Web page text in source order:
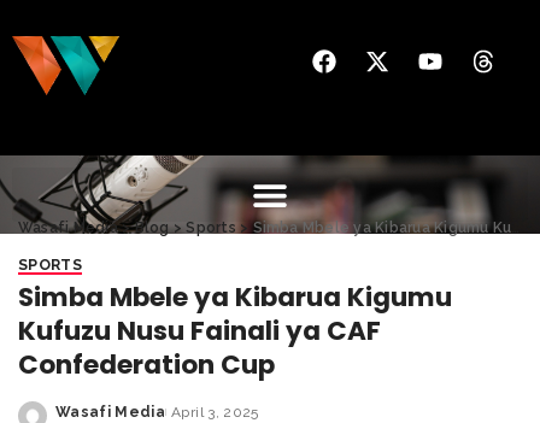
Wasafi Media>Blog>Sports > Simba Mbele ya Kibarua Kigumu Kufuzu Nusu Fainali ya CAF Confederation Cup
SPORTS
Simba Mbele ya Kibarua Kigumu
Kufuzu Nusu Fainali ya CAF
Confederation Cup
Wasafi Media April 3, 2025